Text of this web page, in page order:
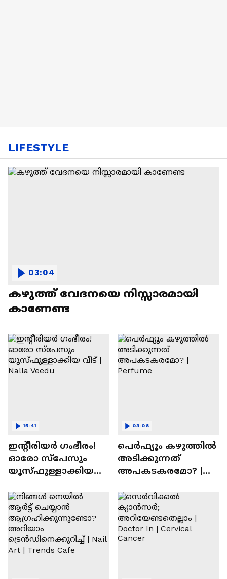
LIFESTYLE
കഴുത്ത് വേദനയെ നിസ്സാരമായി
കാണേണ്ട
03:04
ഇന്റീരിയർ ഗംഭീരം!
ഓരോ സ്‌പേസും
യൂസ്ഫുള്ളാക്കിയ
15:41
പെർഫ്യൂം കഴുത്തിൽ
അടിക്കുന്നത്
അപകടകരമോ? |
03:06